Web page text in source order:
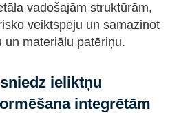
vadošajām struktūrām,
veiktspēju un samazinot
un materiālu patēriņu.
ieliktņu
integrētām